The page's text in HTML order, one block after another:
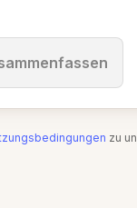
zu